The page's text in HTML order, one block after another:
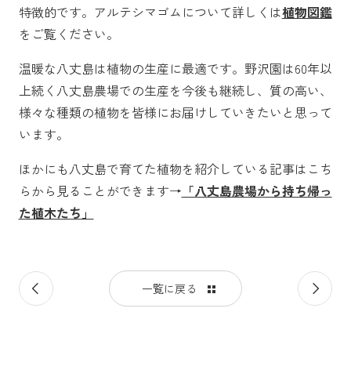
特徴的です。アルテシマゴムについて詳しくは植物図鑑
をご覧ください。
温暖な八丈島は植物の生産に最適です。野沢園は60年以
上続く八丈島農場での生産を今後も継続し、質の高い、
様々な種類の植物を皆様にお届けしていきたいと思って
います。
ほかにも八丈島で育てた植物を紹介している記事はこち
らから見ることができます→ 「八丈島農場から持ち帰っ
た植木たち」
前
の
一覧に戻る
次
の